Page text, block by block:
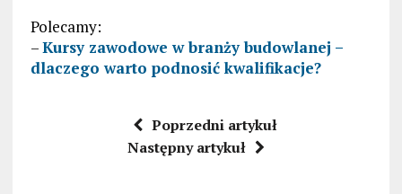
Polecamy:
–Kursy zawodowe w branży budowlanej –
dlaczego warto podnosić kwalifikacje?
Poprzedni artykuł
Następny artykuł